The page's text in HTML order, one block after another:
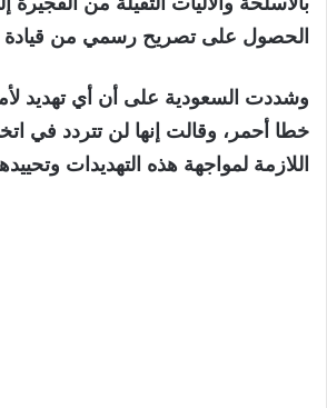
الحصول على تصريح رسمي من قيادة
وشددت السعودية على أن أي تهديد
خطا أحمر، وقالت إنها لن تتردد في
اللازمة لمواجهة هذه التهديدات